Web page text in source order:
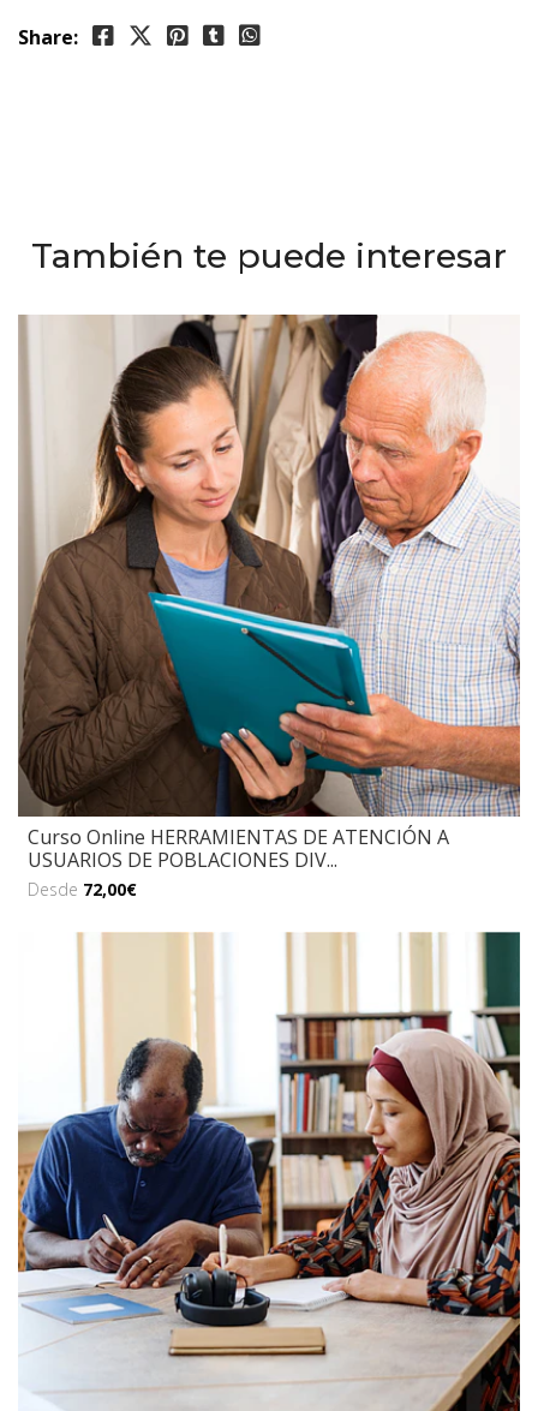
Share:
También te puede interesar
Curso Online HERRAMIENTAS DE ATENCIÓN A
USUARIOS DE POBLACIONES DIV...
Desde 72,00€